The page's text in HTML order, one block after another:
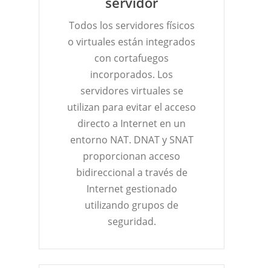
Todos los servidores físicos
o virtuales están integrados
con cortafuegos
incorporados. Los
servidores virtuales se
utilizan para evitar el acceso
directo a Internet en un
entorno NAT. DNAT y SNAT
proporcionan acceso
bidireccional a través de
Internet gestionado
utilizando grupos de
seguridad.